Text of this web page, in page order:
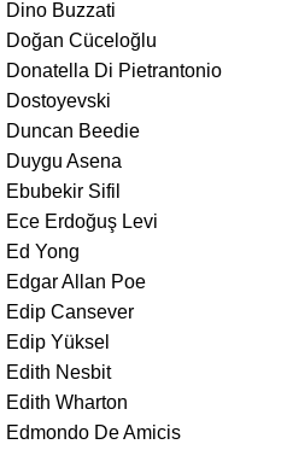
Dino Buzzati
Doğan Cüceloğlu
Donatella Di Pietrantonio
Dostoyevski
Duncan Beedie
Duygu Asena
Ebubekir Sifil
Ece Erdoğuş Levi
Ed Yong
Edgar Allan Poe
Edip Cansever
Edip Yüksel
Edith Nesbit
Edith Wharton
Edmondo De Amicis